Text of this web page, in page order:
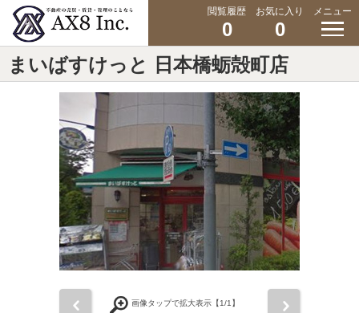
閲覧履歴
0
お気に入り
0
メニュー
まいばすけっと 日本橋蛎殻町店
画像タップで拡大表示【1/1】